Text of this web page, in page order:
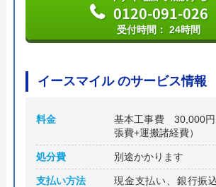
0120-091-026
受付時間： 24時間
イースマイル のサービス情報
料金
基本工事費 30,000円
張費+運搬諸経費）
処分費 別途かかります
支払い方法
現金支払い、銀行振